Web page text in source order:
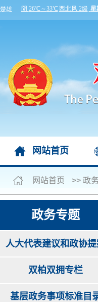
网站首页
网站首页 >> 政
政务专题
人大代表建议和政协
双柏双拥专栏
基层政务事项标准目